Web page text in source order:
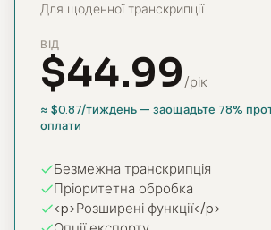
Для щоденної транскрипції
ВІД
$44.99/рік
≈ $0.87/тиждень — заощадьте 78%
оплати
Безмежна транскрипція
Пріоритетна обробка
<p>Розширені функції</p>